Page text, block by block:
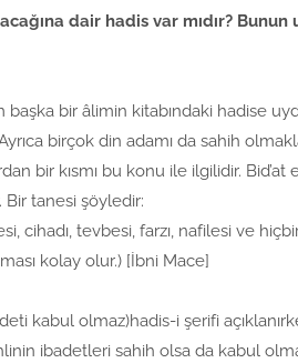
dair hadis var mıdır? Bunun
bir âlimin kitabındaki hadise
birçok din adamı da sahih
bir kısmı bu konu ile ilgilidir.
Bir tanesi şöyledir:
cihadı, tevbesi, farzı, nafilesi ve
kolay olur.) [İbni Mace]
kabul olmaz)hadis-i şerifi
ibadetleri sahih olsa da kabul